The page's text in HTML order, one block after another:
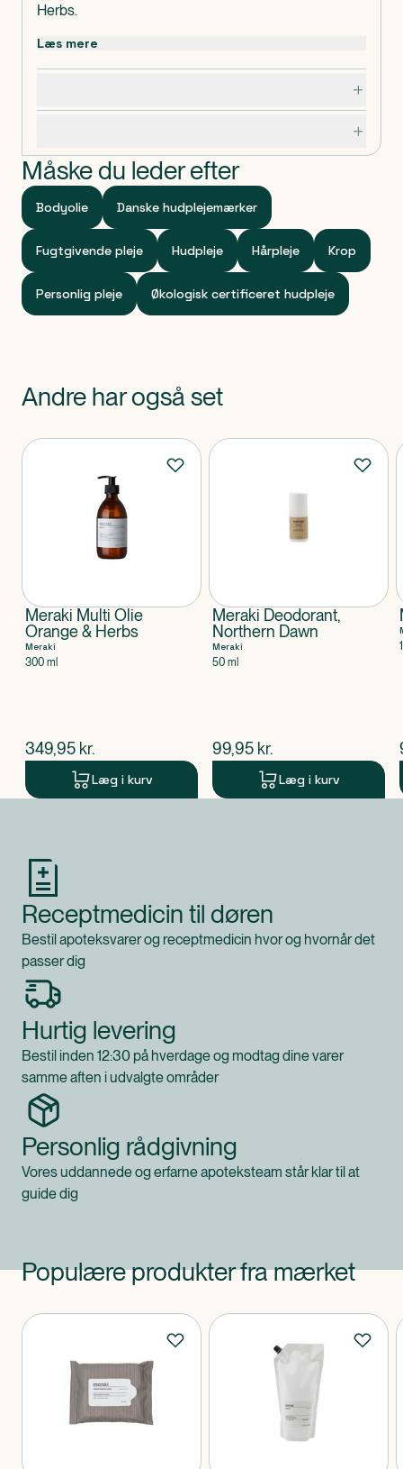
Herbs.
Læs mere
Måske du leder efter
Bodyolie Danske hudplejemærker
Fugtgivende pleje Hudpleje Hårpleje Krop
Personlig pleje Økologisk certificeret hudpleje
Andre har også set
Produkter
Meraki Multi Olie
Orange & Herbs
Meraki
300 ml
$nuværende pris
349,95 kr.
Læg i kurv
Meraki Deodorant,
Northern Dawn
Meraki
50 ml
$nuværende pris
99,95 kr.
Læg i kurv
Receptmedicin til døren
Bestil apoteksvarer og receptmedicin hvor og hvornår det
passer dig
Hurtig levering
Bestil inden 12:30 på hverdage og modtag dine varer
samme aften i udvalgte områder
Personlig rådgivning
Vores uddannede og erfarne apoteksteam står klar til at
guide dig
Populære produkter fra mærket
Produkter